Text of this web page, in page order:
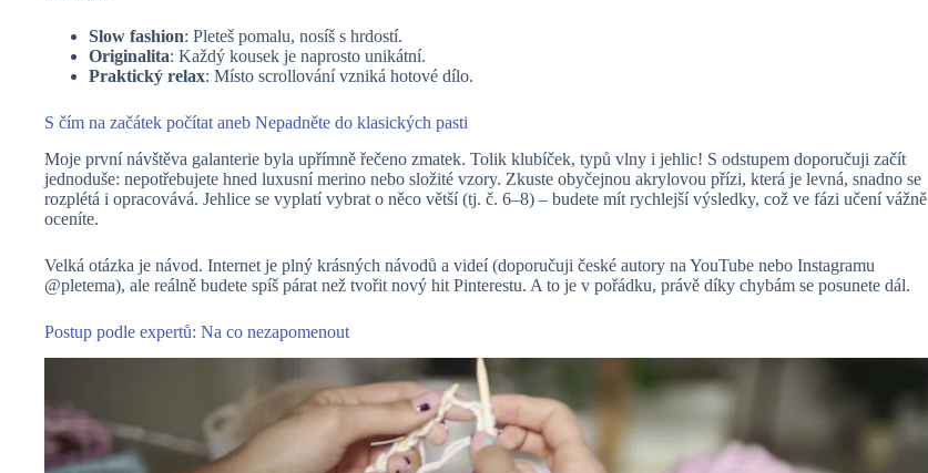
Slow fashion: Pleteš pomalu, nosíš s hrdostí.
Originalita: Každý kousek je naprosto unikátní.
Praktický relax: Místo scrollování vzniká hotové dílo.
S čím na začátek počítat aneb Nepadněte do klasických pasti
Moje první návštěva galanterie byla upřímně řečeno zmatek. Tolik klubíček, typů vlny i jehlic! S odstupem doporučuji začít
jednoduše: nepotřebujete hned luxusní merino nebo složité vzory. Zkuste obyčejnou akrylovou přízi, která je levná, snadno se
rozplétá i opracovává. Jehlice se vyplatí vybrat o něco větší (tj. č. 6–8) – budete mít rychlejší výsledky, což ve fázi učení vážně
oceníte.
Velká otázka je návod. Internet je plný krásných návodů a videí (doporučuji české autory na YouTube nebo Instagramu
@pletema), ale reálně budete spíš párat než tvořit nový hit Pinterestu. A to je v pořádku, právě díky chybám se posunete dál.
Postup podle expertů: Na co nezapomenout